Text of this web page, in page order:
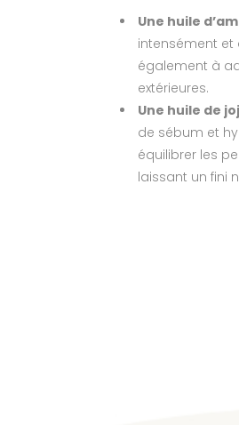
Une huile
intensément et
également à
extérieures.
Une huile de
de sébum et
équilibrer les
laissant un fini